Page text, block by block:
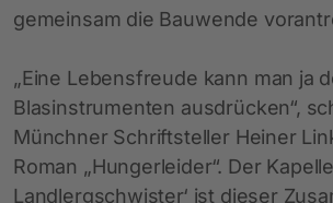
gemeinsam die Bauwende
„Eine Lebensfreude kann man ja
Blasinstrumenten ausdrücken“,
Münchner Schriftsteller Heiner
Roman „Hungerleider“. Der
Landlergschwister‘ ist dieser